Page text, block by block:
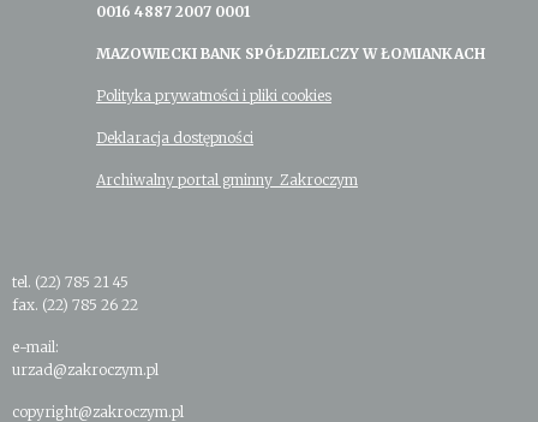
0016 4887 2007 0001
MAZOWIECKI BANK SPÓŁDZIELCZY W ŁOMIANKACH
Polityka prywatności i pliki cookies
Deklaracja dostępności
Archiwalny portal gminny Zakroczym
tel. (22) 785 21 45
fax. (22) 785 26 22
e-mail:
urzad@zakroczym.pl
copyright@zakroczym.pl